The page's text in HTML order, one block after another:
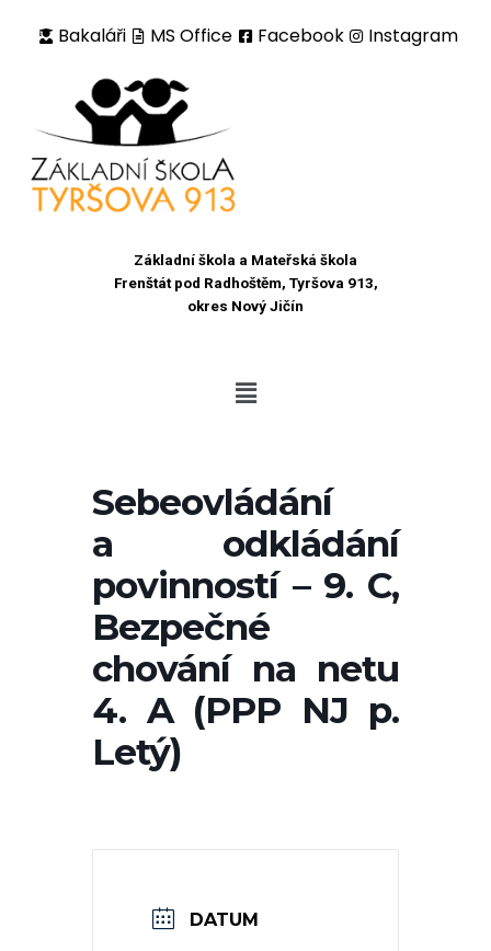
Bakaláři MS Office Facebook Instagram
Základní škola a Mateřská škola
Frenštát pod Radhoštěm, Tyršova 913,
okres Nový Jičín
Sebeovládání
a odkládání
povinností – 9. C,
Bezpečné
chování na netu
4. A (PPP NJ p.
Letý)
DATUM